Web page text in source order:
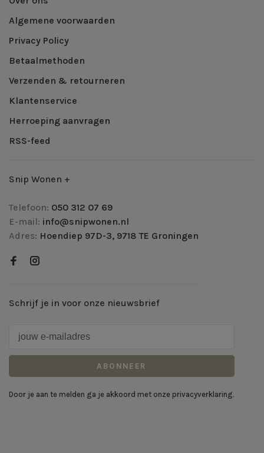
Algemene voorwaarden
Privacy Policy
Betaalmethoden
Verzenden & retourneren
Klantenservice
Herroeping aanvragen
RSS-feed
Snip Wonen +
Telefoon: 050 312 07 69
E-mail: info@snipwonen.nl
Adres: Hoendiep 97D-3, 9718 TE Groningen
Schrijf je in voor onze nieuwsbrief
ABONNEER
Door je aan te melden ga je akkoord met onze privacyverklaring.